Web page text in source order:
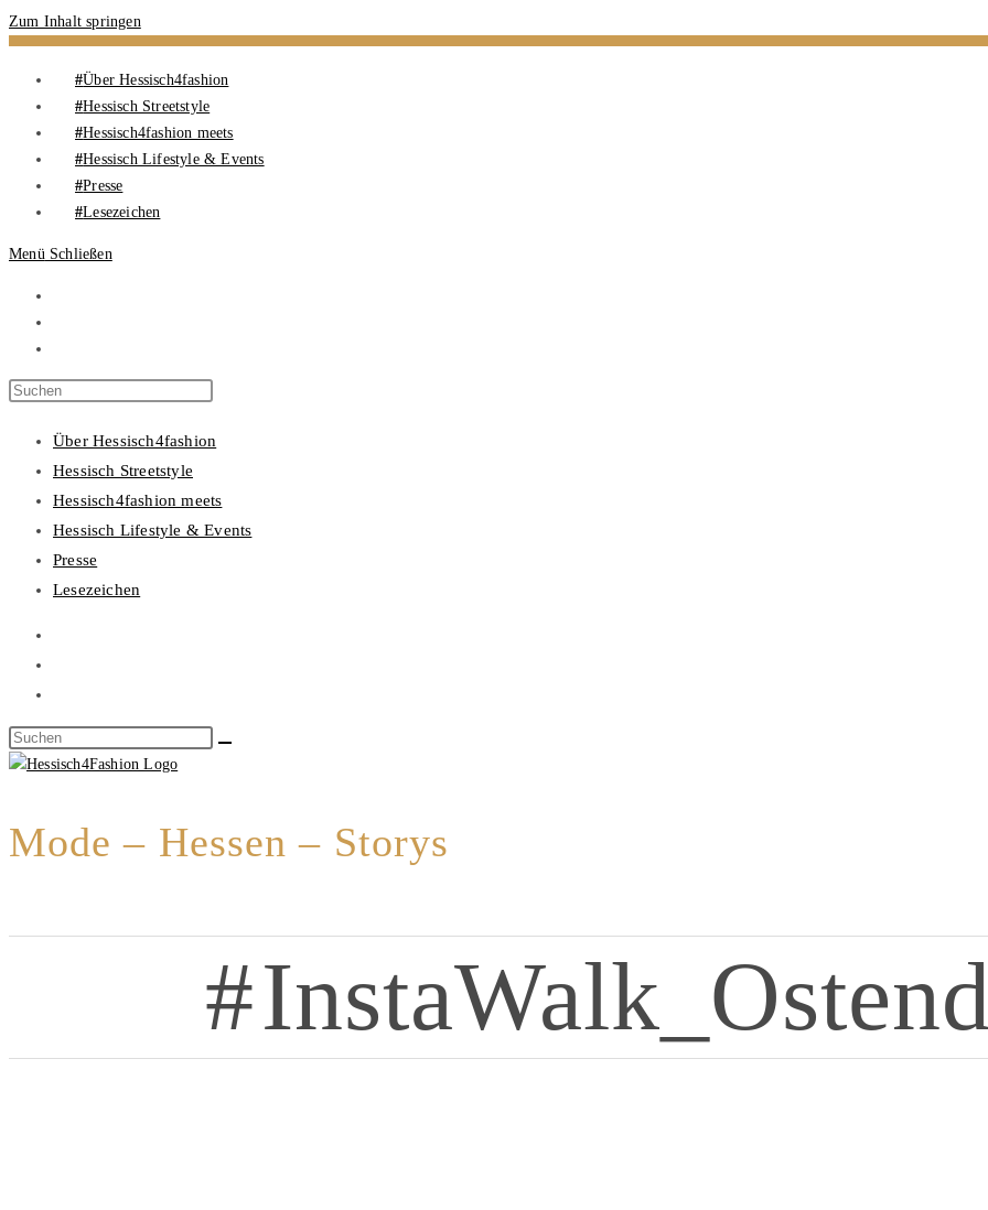
Zum Inhalt springen
Über Hessisch4fashion
Hessisch Streetstyle
Hessisch4fashion meets
Hessisch Lifestyle & Events
Presse
Lesezeichen
Menü Schließen
Über Hessisch4fashion
Hessisch Streetstyle
Hessisch4fashion meets
Hessisch Lifestyle & Events
Presse
Lesezeichen
Mode – Hessen – Storys